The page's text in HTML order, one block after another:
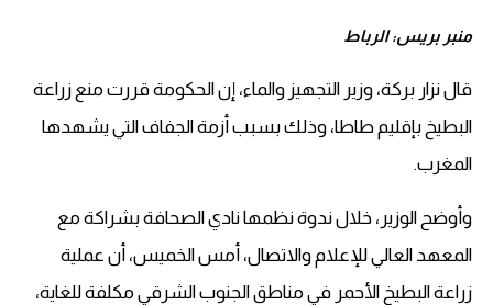
منبر بريس: الرباط
قال نزار بركة، وزير التجهيز والماء، إن الحكومة قررت منع زراعة
البطيخ بإقليم طاطا، وذلك بسبب أزمة الجفاف التي يشهدها
المغرب.
وأوضح الوزير، خلال ندوة نظمها نادي الصحافة بشراكة مع
المعهد العالي للإعلام والاتصال، أمس الخميس، أن عملية
زراعة البطيخ الأحمر في مناطق الجنوب الشرقي مكلفة للغاية،